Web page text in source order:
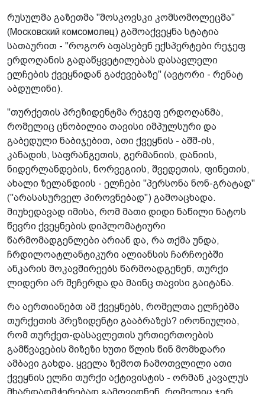
რუსულმა გაზეთმა "მოსკოვსკი კომსომოლეცმა"
(Московский комсомолец) გამოაქვეყნა სტატია
სათაურით - "როგორ აფასებენ ექსპერტები რეჯეფ
ერდოღანის გადაწყვეტილებას დასავლელი
ელჩების ქვეყნიდან გაძევებაზე" (ავტორი - რენატ
აბდულინი).
"თურქეთის პრეზიდენტმა რეჯეფ ერდოღანმა,
რომელიც ცნობილია თავისი იმპულსური და
გაბედული ნაბიჯებით, ათი ქვეყნის - აშშ-ის,
კანადის, საფრანგეთის, გერმანიის, დანიის,
ნიდერლანდების, ნორვეგიის, შვედეთის, ფინეთის,
ახალი ზელანდიის - ელჩები "პერსონა ნონ-გრატად"
("არასასურველ პიროვნებად") გამოაცხადა.
მიუხედავად იმისა, რომ მათი დიდი ნაწილი ნატოს
წევრი ქვეყნების დიპლომატიური
წარმომადგენლები არიან და, რა თქმა უნდა,
ჩრდილოატლანტიკური ალიანსის ჩარჩოებში
ანკარის მოკავშირეებს წარმოადგენენ, თურქი
ლიდერი არ შეჩერდა და მაინც თავისი გაიტანა.
რა აერთიანებთ ამ ქვეყნებს, რომელთა ელჩებმა
თურქეთის პრეზიდენტი გააბრაზეს? ირონიულია,
რომ თურქეთ-დასავლეთის ურთიერთოების
გამწვავების მიზეზი ხუთი წლის წინ მომხდარი
ამბავი გახდა. ყველა ზემოთ ჩამოთვლილი ათი
ქვეყნის ელჩი თურქი აქტივისტის - ორმან კავალუს
მხარდადმჭერებად გამოვიდნენ, რომელიც ჯერ